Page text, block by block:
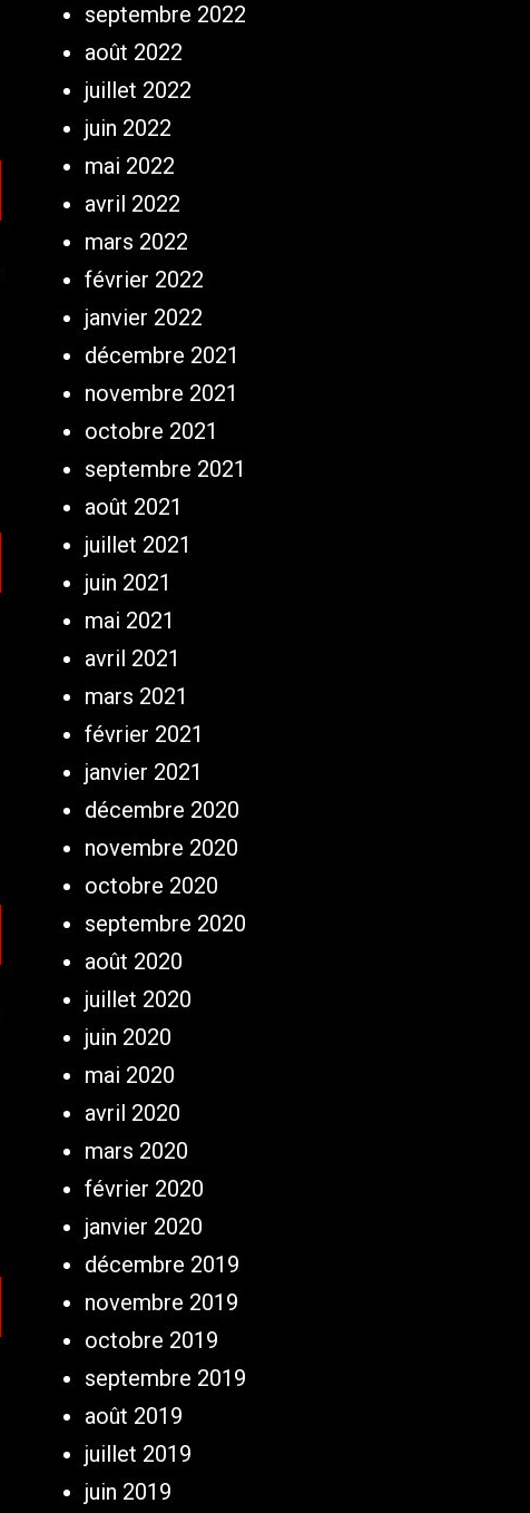
septembre 2022
août 2022
juillet 2022
juin 2022
mai 2022
avril 2022
mars 2022
février 2022
janvier 2022
décembre 2021
novembre 2021
octobre 2021
septembre 2021
août 2021
juillet 2021
juin 2021
mai 2021
avril 2021
mars 2021
février 2021
janvier 2021
décembre 2020
novembre 2020
octobre 2020
septembre 2020
août 2020
juillet 2020
juin 2020
mai 2020
avril 2020
mars 2020
février 2020
janvier 2020
décembre 2019
novembre 2019
octobre 2019
septembre 2019
août 2019
juillet 2019
juin 2019